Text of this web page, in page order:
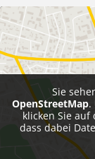
Sie
OpenStreetMap.
klicken Sie auf
dass dabei